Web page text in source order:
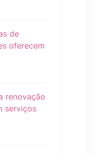
de
oferecem
renovação
serviços